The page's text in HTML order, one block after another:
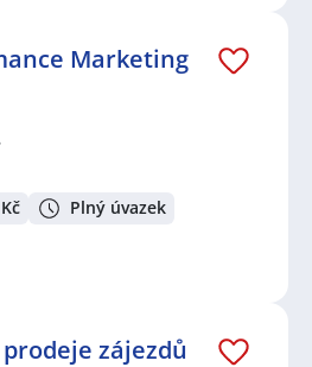
Marketing
Plný úvazek
zájezdů